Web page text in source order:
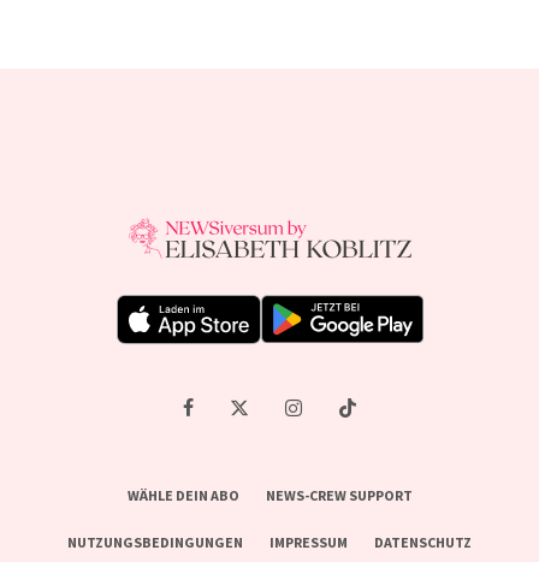
WÄHLE DEIN ABO NEWS-CREW SUPPORT
NUTZUNGSBEDINGUNGEN IMPRESSUM DATENSCHUTZ